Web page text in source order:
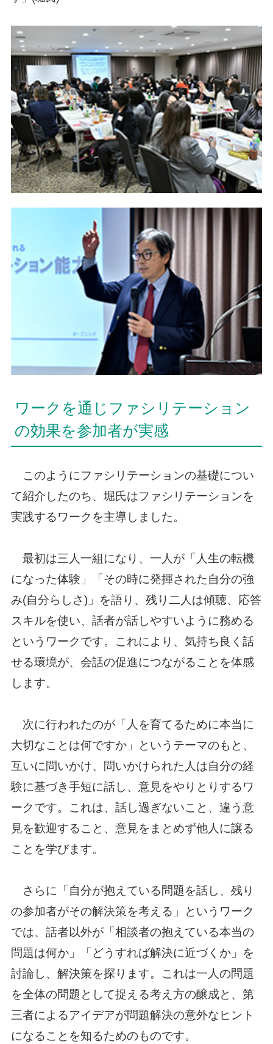
ワークを通じファシリテーション
の効果を参加者が実感
このようにファシリテーションの基礎につい
て紹介したのち、堀氏はファシリテーションを
実践するワークを主導しました。
最初は三人一組になり、一人が「人生の転機
になった体験」「その時に発揮された自分の強
み(自分らしさ)」を語り、残り二人は傾聴、応答
スキルを使い、話者が話しやすいように務める
というワークです。これにより、気持ち良く話
せる環境が、会話の促進につながることを体感
します。
次に行われたのが「人を育てるために本当に
大切なことは何ですか」というテーマのもと、
互いに問いかけ、問いかけられた人は自分の経
験に基づき手短に話し、意見をやりとりするワ
ークです。これは、話し過ぎないこと、違う意
見を歓迎すること、意見をまとめず他人に譲る
ことを学びます。
さらに「自分が抱えている問題を話し、残り
の参加者がその解決策を考える」というワーク
では、話者以外が「相談者の抱えている本当の
問題は何か」「どうすれば解決に近づくか」を
討論し、解決策を探ります。これは一人の問題
を全体の問題として捉える考え方の醸成と、第
三者によるアイデアが問題解決の意外なヒント
になることを知るためのものです。